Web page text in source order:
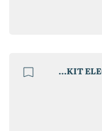
DONGGUAN FONGKIT ELECTRONICS MANUFACTURE CO. LTD